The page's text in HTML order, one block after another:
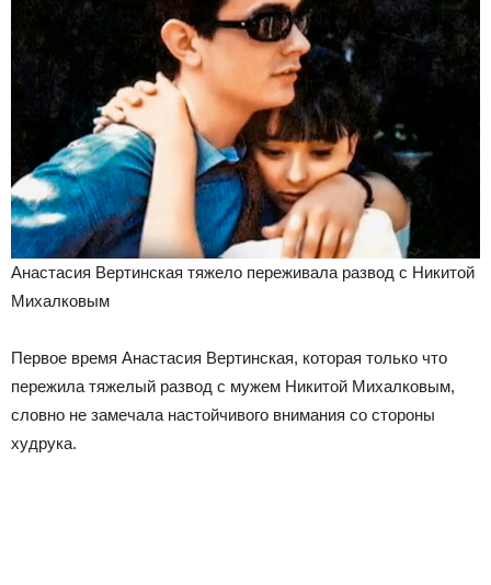
Анастасия Вертинская тяжело переживала развод с Никитой
Михалковым
Первое время Анастасия Вертинская, которая только что
пережила тяжелый развод с мужем Никитой Михалковым,
словно не замечала настойчивого внимания со стороны
худрука.